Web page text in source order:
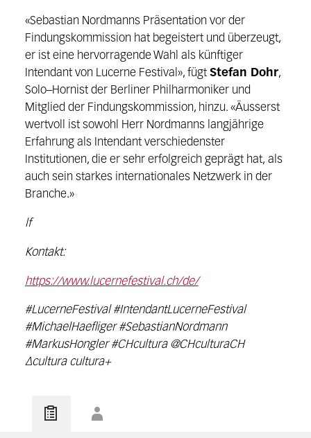
«Sebastian Nordmanns Präsentation vor der
Findungskommission hat begeistert und überzeugt,
er ist eine hervorragende Wahl als künftiger
Intendant von Lucerne Festival», fügt Stefan Dohr,
Solo–Hornist der Berliner Philharmoniker und
Mitglied der Findungskommission, hinzu. «Äusserst
wertvoll ist sowohl Herr Nordmanns langjährige
Erfahrung als Intendant verschiedenster
Institutionen, die er sehr erfolgreich geprägt hat, als
auch sein starkes internationales Netzwerk in der
Branche.»
lf
Kontakt:
https://www.lucernefestival.ch/de/
#LucerneFestival #IntendantLucerneFestival
#MichaelHaefliger #SebastianNordmann
#MarkusHongler #CHcultura @CHculturaCH
∆cultura cultura+